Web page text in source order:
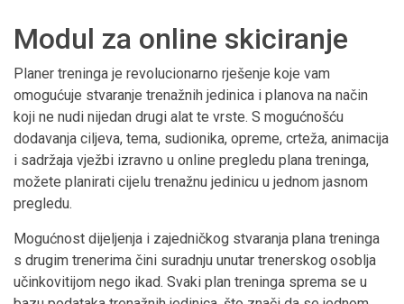
Modul za online skiciranje
Planer treninga je revolucionarno rješenje koje vam
omogućuje stvaranje trenažnih jedinica i planova na način
koji ne nudi nijedan drugi alat te vrste. S mogućnošću
dodavanja ciljeva, tema, sudionika, opreme, crteža, animacija
i sadržaja vježbi izravno u online pregledu plana treninga,
možete planirati cijelu trenažnu jedinicu u jednom jasnom
pregledu.
Mogućnost dijeljenja i zajedničkog stvaranja plana treninga
s drugim trenerima čini suradnju unutar trenerskog osoblja
učinkovitijom nego ikad. Svaki plan treninga sprema se u